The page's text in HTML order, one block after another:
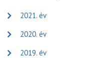
2021. év
2020. év
2019. év